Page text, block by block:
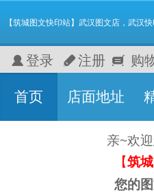
登录 注册 购
首页 店面地址
亲~欢
【筑
您的